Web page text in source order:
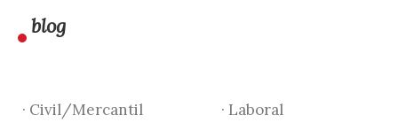
blog
· Civil/Mercantil
· Laboral